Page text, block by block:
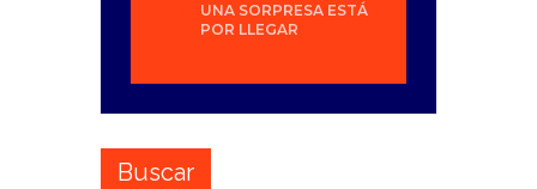
UNA SORPRESA ESTÁ
POR LLEGAR
Buscar